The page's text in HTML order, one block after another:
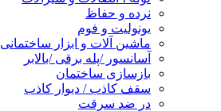
نرده و حفاظ
یونولیت و فوم
ماشین آلات و ابزار ساختمانی
آسانسور /پله برقی /بالابر
بازسازی ساختمان
سقف کاذب / دیوار کاذب
در ضد سرقت